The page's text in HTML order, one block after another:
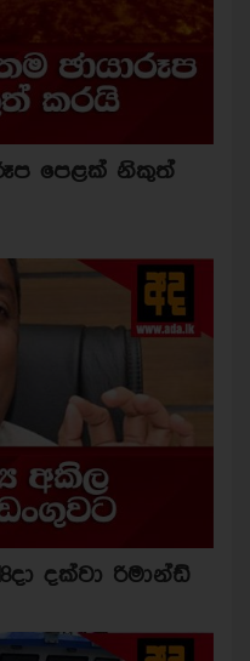
පෙළක් නිකුත්
දක්වා රිමාන්ඩ්